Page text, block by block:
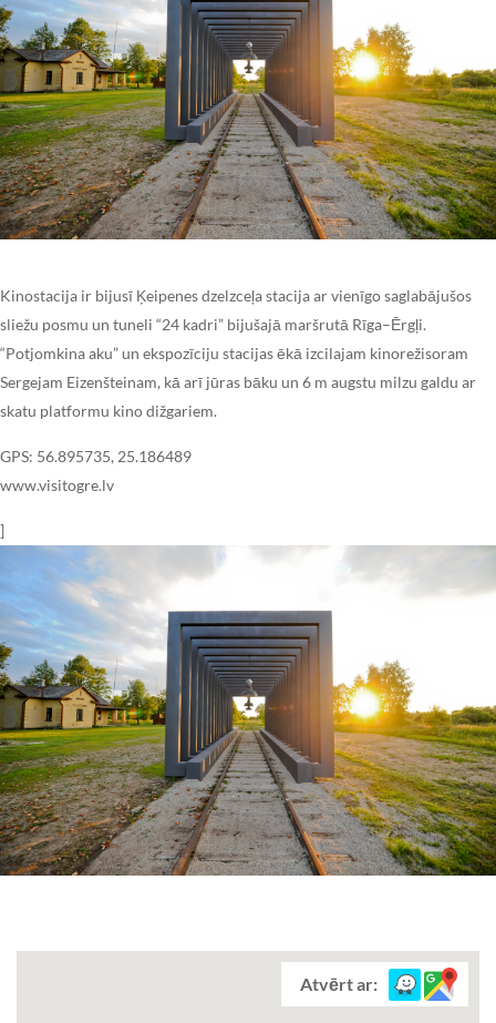
Kinostacija ir bijusī Ķeipenes dzelzceļa stacija ar vienīgo saglabājušos
sliežu posmu un tuneli “24 kadri” bijušajā maršrutā Rīga–Ērgļi.
“Potjomkina aku” un ekspozīciju stacijas ēkā izcilajam kinorežisoram
Sergejam Eizenšteinam, kā arī jūras bāku un 6 m augstu milzu galdu ar
skatu platformu kino dižgariem.
GPS: 56.895735, 25.186489
www.visitogre.lv
]
Atvērt ar: